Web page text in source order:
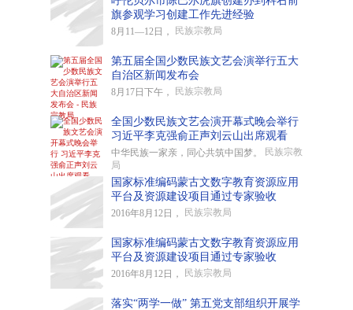
旗参观学习创建工作先进经验
8月11—12日， 民族宗教局
第五届全国少数民族文艺会演举行五大
自治区新闻发布会
8月17日下午， 民族宗教局
全国少数民族文艺会演开幕式晚会举行
习近平李克强俞正声刘云山出席观看
中华民族一家亲，同心共筑中国梦。
民族宗教
局
国家标准编码蒙古文数字教育资源应用
平台及资源建设项目通过专家验收
2016年8月12日， 民族宗教局
国家标准编码蒙古文数字教育资源应用
平台及资源建设项目通过专家验收
2016年8月12日， 民族宗教局
落实“两学一做” 第五党支部组织开展学